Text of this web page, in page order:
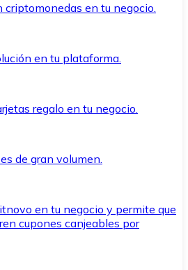
criptomonedas en tu negocio.
en tu plataforma.
regalo en tu negocio.
de gran volumen.
en tu negocio y permite que
cupones canjeables por